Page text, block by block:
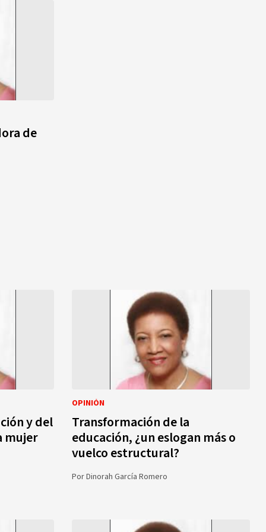
de
y del
mujer
OPINIÓN
Transformación de la
educación, ¿un eslogan más o
vuelco estructural?
PorDinorah García Romero